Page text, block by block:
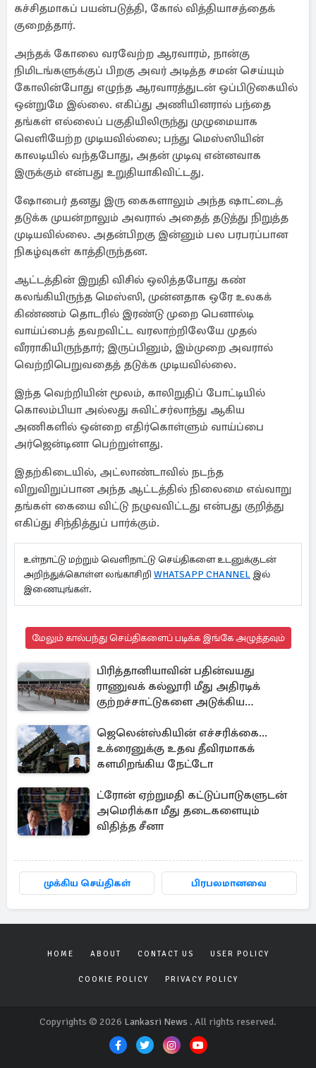
கச்சிதமாகப் பயன்படுத்தி, கோல் வித்தியாசத்தைக்
குறைத்தார்.
அந்தக் கோலை வரவேற்ற ஆரவாரம், நான்கு
நிமிடங்களுக்குப் பிறகு அவர் அடித்த சமன் செய்யும்
கோலின்போது எழுந்த ஆரவாரத்துடன் ஒப்பிடுகையில்
ஒன்றுமே இல்லை. எகிப்து அணியினரால் பந்தை
தங்கள் எல்லைப் பகுதியிலிருந்து முழுமையாக
வெளியேற்ற முடியவில்லை; பந்து மெஸ்ஸியின்
காலடியில் வந்தபோது, ​​அதன் முடிவு என்னவாக
இருக்கும் என்பது உறுதியாகிவிட்டது.
ஷோபைர் தனது இரு கைகளாலும் அந்த ஷாட்டைத்
தடுக்க முயன்றாலும் அவரால் அதைத் தடுத்து நிறுத்த
முடியவில்லை. அதன்பிறகு இன்னும் பல பரபரப்பான
நிகழ்வுகள் காத்திருந்தன.
ஆட்டத்தின் இறுதி விசில் ஒலித்தபோது கண்
கலங்கியிருந்த மெஸ்ஸி, முன்னதாக ஒரே உலகக்
கிண்ணம் தொடரில் இரண்டு முறை பெனால்டி
வாய்ப்பைத் தவறவிட்ட வரலாற்றிலேயே முதல்
வீரராகியிருந்தார்; இருப்பினும், இம்முறை அவரால்
வெற்றிபெறுவதைத் தடுக்க முடியவில்லை.
இந்த வெற்றியின் மூலம், காலிறுதிப் போட்டியில்
கொலம்பியா அல்லது சுவிட்சர்லாந்து ஆகிய
அணிகளில் ஒன்றை எதிர்கொள்ளும் வாய்ப்பை
அர்ஜென்டினா பெற்றுள்ளது.
இதற்கிடையில், அட்லாண்டாவில் நடந்த
விறுவிறுப்பான அந்த ஆட்டத்தில் நிலைமை எவ்வாறு
தங்கள் கையை விட்டு நழுவவிட்டது என்பது குறித்து
எகிப்து சிந்தித்துப் பார்க்கும்.
உள்நாட்டு மற்றும் வெளிநாட்டு செய்திகளை உடனுக்குடன்
அறிந்துக்கொள்ள லங்காசிறி WHATSAPP CHANNEL இல்
இணையுங்கள்.
மேலும் கால்பந்து செய்திகளைப் படிக்க இங்கே அழுத்தவும்
பிரித்தானியாவின் பதின்வயது
ராணுவக் கல்லூரி மீது அதிரடிக்
குற்றச்சாட்டுகளை அடுக்கிய
ஜெலென்ஸ்கியின் எச்சரிக்கை...
உக்ரைனுக்கு உதவ தீவிரமாகக்
களமிறங்கிய நேட்டோ
ட்ரோன் ஏற்றுமதி கட்டுப்பாடுகளுடன்
அமெரிக்கா மீது தடைகளையும்
விதித்த சீனா
முக்கிய செய்திகள் பிரபலமானவை
HOME ABOUT CONTACT US USER POLICY
COOKIE POLICY PRIVACY POLICY
Copyrights © 2026 Lankasri News . All rights reserved.